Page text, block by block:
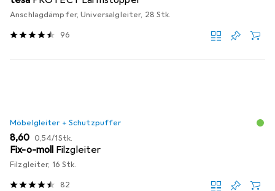
Anschlagdämpfer, Universalgleiter, 28 Stk.
96
Möbelgleiter + Schutzpuffer
EUR
8,60 EUR
0,54/1Stk.
Fix-o-moll Filzgleiter
Filzgleiter, 16 Stk.
82